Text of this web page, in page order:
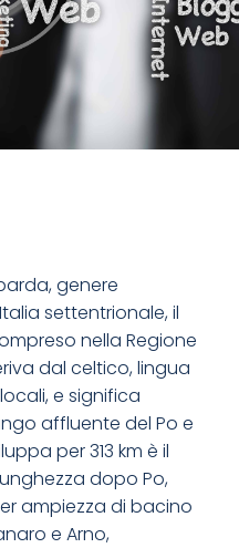
genere
settentrionale, il
nella Regione
dal celtico, lingua
e significa
affluente del Po e
per 313 km è il
dopo Po,
ampiezza di bacino
e Arno,